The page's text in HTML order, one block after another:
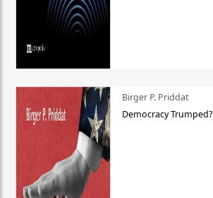
Birger P. Priddat
Democracy Trumped?